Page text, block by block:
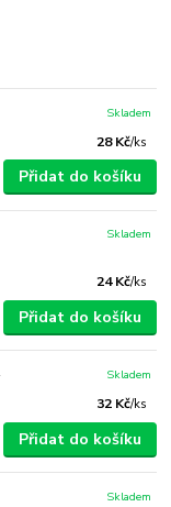
28 Kč/ks
Skladem
Přidat do košíku
24 Kč/ks
Skladem
Přidat do košíku
32 Kč/ks
Skladem
Přidat do košíku
Skladem